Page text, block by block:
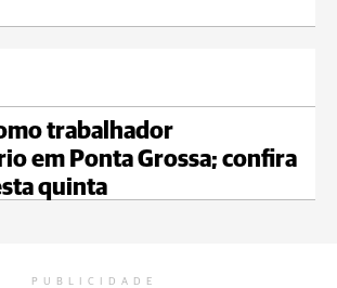
trabalhador
em Ponta Grossa; confira
quinta
PUBLICIDADE